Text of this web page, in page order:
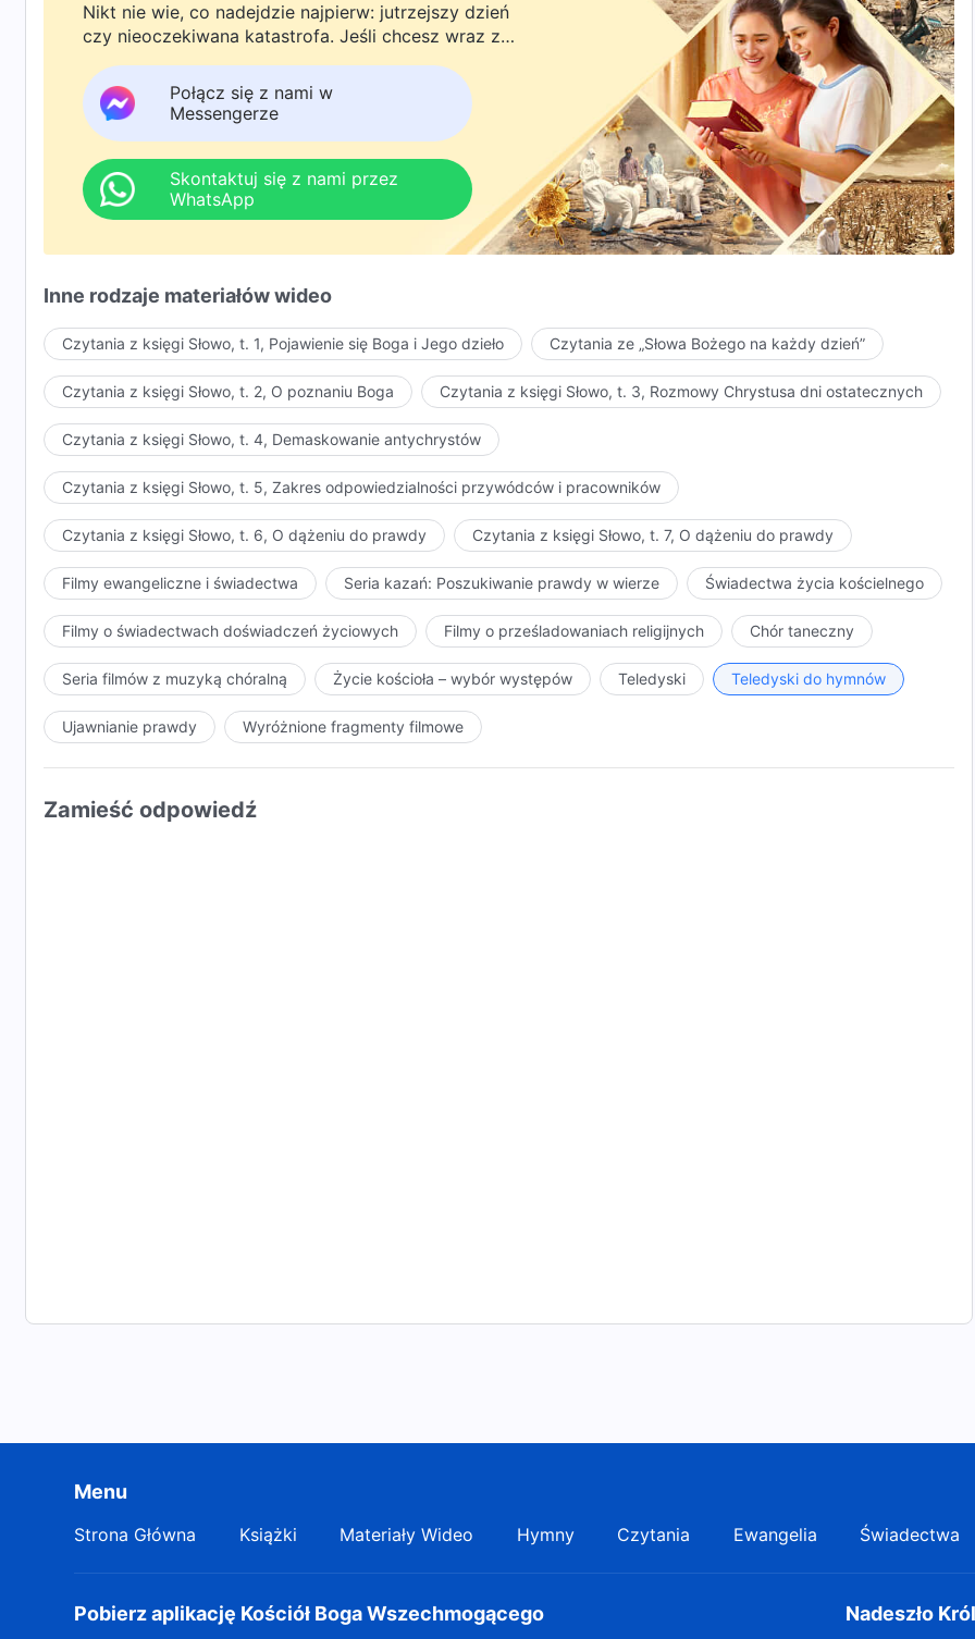
To jest Moje dzieło,
a kluczowe są słowa: „nowe” i „wspaniałe”.
Gdyby istniał tylko Wiek Prawa,
czy człowiek rozwijałby się aż do dziś?
Historia nie ustaje; idzie naprzód.
Czyż nie jest to naturalne prawo Bożego dzieła?
Czy to nie pokazuje, jak On zarządza człowiekiem we wszechświecie?
Zaprawdę, wola Boża ciągle się zmienia;
historia idzie naprzód, tak jak i Boże dzieło.
Ⅲ
On nie będzie prowadził tego samego dzieła przez sześć tysięcy lat;
Jego dzieło zawsze nowe jest, nigdy nie jest stare.
Raz do krzyża przybity,
czy mógłby dzieło swe na wieki wieków prowadzić?
Dwukrotnie do krzyża przybity?
Tak pojmować to mógłby tylko człowiek niedorzeczny,
stała i niezmienna.
Moje dzieło stale się zmienia
i Ja też nowe słowa mówię, nowe dzieło czynię co dzień.
Nikt nie wie, co nadejdzie najpierw: jutrzejszy dzień
czy nieoczekiwana katastrofa. Jeśli chcesz wraz z
rodziną powitać powrót Pana i znaleźć
bezpieczeństwo pod Bożą ochroną, kliknij
WhatsAppa lub Messengera, aby dołączyć do
naszej grupy studyjnej. Nie odkładaj tego do jutra.
Połącz się z nami w
Messengerze
Skontaktuj się z nami przez
WhatsApp
Inne rodzaje materiałów wideo
Czytania z księgi Słowo, t. 1, Pojawienie się Boga i Jego dzieło Czytania ze „Słowa Bożego na każdy dzień”
Czytania z księgi Słowo, t. 2, O poznaniu Boga Czytania z księgi Słowo, t. 3, Rozmowy Chrystusa dni ostatecznych
Czytania z księgi Słowo, t. 4, Demaskowanie antychrystów
Czytania z księgi Słowo, t. 5, Zakres odpowiedzialności przywódców i pracowników
Czytania z księgi Słowo, t. 6, O dążeniu do prawdy Czytania z księgi Słowo, t. 7, O dążeniu do prawdy
Filmy ewangeliczne i świadectwa Seria kazań: Poszukiwanie prawdy w wierze Świadectwa życia kościelnego
Filmy o świadectwach doświadczeń życiowych Filmy o prześladowaniach religijnych Chór taneczny
Seria filmów z muzyką chóralną Życie kościoła – wybór występów Teledyski Teledyski do hymnów
Ujawnianie prawdy Wyróżnione fragmenty filmowe
Zamieść odpowiedź
Menu
Strona Główna Książki Materiały Wideo Hymny Czytania Ewangelia Świadectwa
Pobierz aplikację Kościół Boga Wszechmogącego Nadeszło